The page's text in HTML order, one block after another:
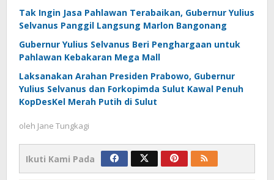
Tak Ingin Jasa Pahlawan Terabaikan, Gubernur Yulius
Selvanus Panggil Langsung Marlon Bangonang
Gubernur Yulius Selvanus Beri Penghargaan untuk
Pahlawan Kebakaran Mega Mall
Laksanakan Arahan Presiden Prabowo, Gubernur
Yulius Selvanus dan Forkopimda Sulut Kawal Penuh
KopDesKel Merah Putih di Sulut
oleh Jane Tungkagi
Ikuti Kami Pada